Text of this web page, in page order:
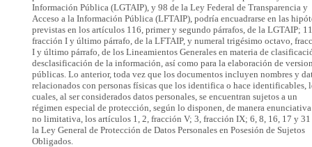
Información Pública (LGTAIP), y 98 de la Ley Federal de Transparencia y
Acceso a la Información Pública (LFTAIP), podría encuadrarse en las
previstas en los artículos 116, primer y segundo párrafos, de la LGTAIP;
fracción I y último párrafo, de la LFTAIP, y numeral trigésimo octavo,
I y último párrafo, de los Lineamientos Generales en materia de
desclasificación de la información, así como para la elaboración de
públicas. Lo anterior, toda vez que los documentos incluyen nombres y
relacionados con personas físicas que los identifica o hace identificables,
cuales, al ser considerados datos personales, se encuentran sujetos a un
régimen especial de protección, según lo disponen, de manera enunciativa
no limitativa, los artículos 1, 2, fracción V; 3, fracción IX; 6, 8, 16, 17 y 31
la Ley General de Protección de Datos Personales en Posesión de Sujetos
Obligados.